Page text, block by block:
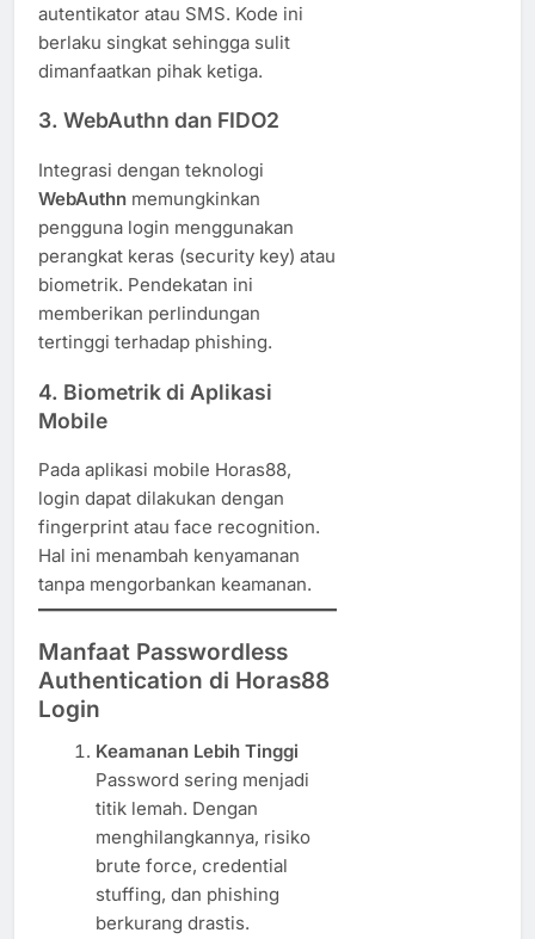
autentikator atau SMS. Kode ini
berlaku singkat sehingga sulit
dimanfaatkan pihak ketiga.
3. WebAuthn dan FIDO2
Integrasi dengan teknologi
WebAuthn memungkinkan
pengguna login menggunakan
perangkat keras (security key) atau
biometrik. Pendekatan ini
memberikan perlindungan
tertinggi terhadap phishing.
4. Biometrik di Aplikasi
Mobile
Pada aplikasi mobile Horas88,
login dapat dilakukan dengan
fingerprint atau face recognition.
Hal ini menambah kenyamanan
tanpa mengorbankan keamanan.
Manfaat Passwordless
Authentication di Horas88
Login
Keamanan Lebih Tinggi
Password sering menjadi
titik lemah. Dengan
menghilangkannya, risiko
brute force, credential
stuffing, dan phishing
berkurang drastis.